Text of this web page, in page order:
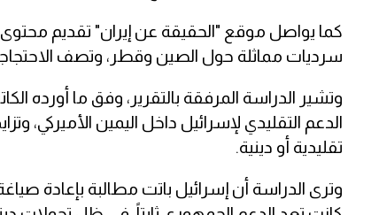
كما يواصل موقع "الحقيقة عن إيران" تقديم
سرديات مماثلة حول الصين وقطر، وتصف
وتشير الدراسة المرفقة بالتقرير، وفق ما أورده
الدعم التقليدي لإسرائيل داخل اليمين الأميركي،
تقليدية أو دينية.
وترى الدراسة أن إسرائيل باتت مطالبة بإعادة